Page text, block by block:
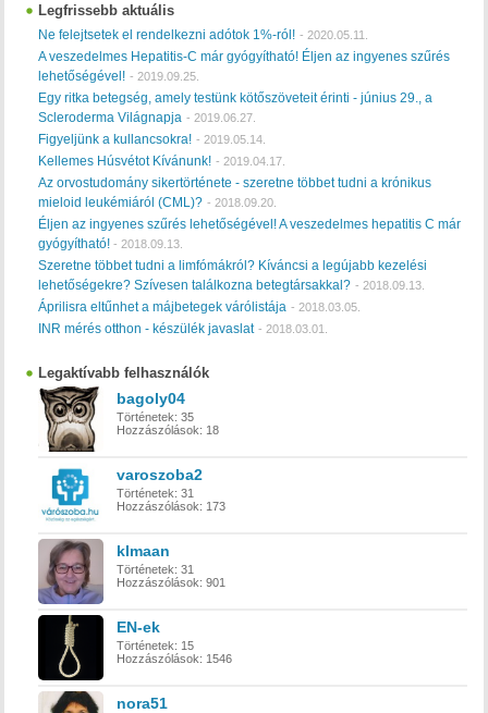
Legfrissebb aktuális
Ne felejtsetek el rendelkezni adótok 1%-ról! - 2020.05.11.
A veszedelmes Hepatitis-C már gyógyítható! Éljen az ingyenes szűrés
lehetőségével! - 2019.09.25.
Egy ritka betegség, amely testünk kötőszöveteit érinti - június 29., a
Scleroderma Világnapja - 2019.06.27.
Figyeljünk a kullancsokra! - 2019.05.14.
Kellemes Húsvétot Kívánunk! - 2019.04.17.
Az orvostudomány sikertörténete - szeretne többet tudni a krónikus
mieloid leukémiáról (CML)? - 2018.09.20.
Éljen az ingyenes szűrés lehetőségével! A veszedelmes hepatitis C már
gyógyítható!- 2018.09.13.
Szeretne többet tudni a limfómákról? Kíváncsi a legújabb kezelési
lehetőségekre? Szívesen találkozna betegtársakkal? - 2018.09.13.
Áprilisra eltűnhet a májbetegek várólistája - 2018.03.05.
INR mérés otthon - készülék javaslat - 2018.03.01.
Legaktívabb felhasználók
bagoly04
Történetek: 35
Hozzászólások: 18
varoszoba2
Történetek: 31
Hozzászólások: 173
klmaan
Történetek: 31
Hozzászólások: 901
EN-ek
Történetek: 15
Hozzászólások: 1546
nora51